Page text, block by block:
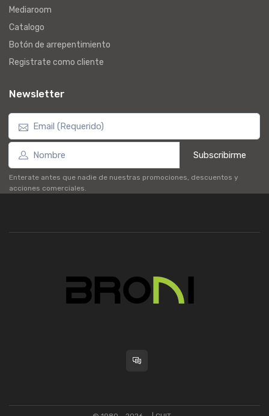
Mediaroom
Catalogo
Botón de arrepentimiento
Registrate como cliente
Newsletter
Subscribirme
Enterate antes que nadie de nuestras promociones, descuentos y
acciones comerciales.